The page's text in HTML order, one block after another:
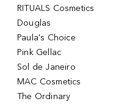
RITUALS Cosmetics
Douglas
Paula's Choice
Pink Gellac
Sol de Janeiro
MAC Cosmetics
The Ordinary